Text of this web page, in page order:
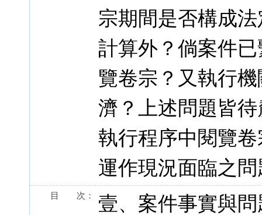
宗期間是否構成
計算外？倘案件
覽卷宗？又執行
濟？上述問題皆
執行程序中閱覽
運作現況面臨之
目 次：
壹、案件事實與